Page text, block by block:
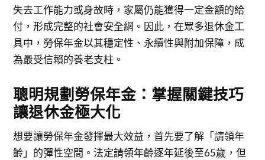
失去工作能力或身故時，家屬仍能獲得一定金額的給
付，形成完整的社會安全網。因此，在眾多退休金工
具中，勞保年金以其穩定性、永續性與附加保障，成
為最受信賴的養老支柱。
聰明規劃勞保年金：掌握關鍵技巧
讓退休金極大化
想要讓勞保年金發揮最大效益，首先要了解「請領年
齡」的彈性空間。法定請領年齡逐年延後至65歲，但